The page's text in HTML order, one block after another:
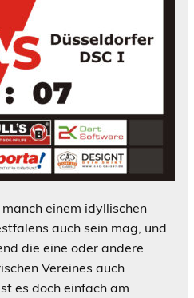
einem idyllischen
auch sein mag, und
die eine oder andere
Vereines auch
es doch einfach am